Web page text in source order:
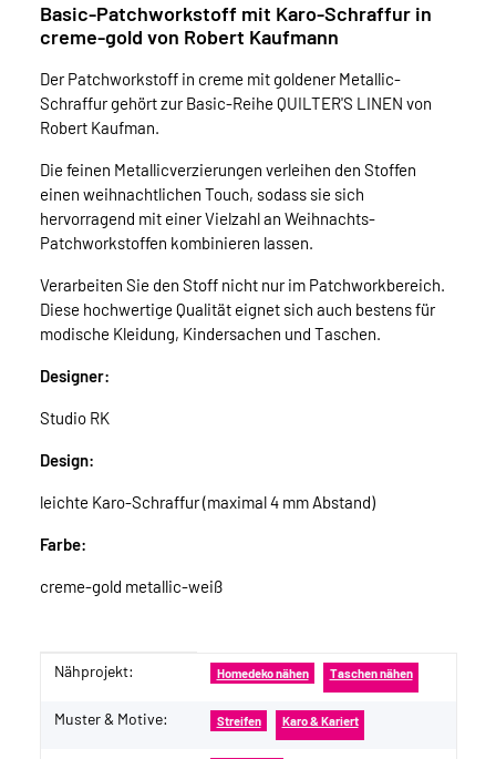
Basic-Patchworkstoff mit Karo-Schraffur in
creme-gold von Robert Kaufmann
Der Patchworkstoff in creme mit goldener Metallic-
Schraffur gehört zur Basic-Reihe QUILTER'S LINEN von
Robert Kaufman.
Die feinen Metallicverzierungen verleihen den Stoffen
einen weihnachtlichen Touch, sodass sie sich
hervorragend mit einer Vielzahl an Weihnachts-
Patchworkstoffen kombinieren lassen.
Verarbeiten Sie den Stoff nicht nur im Patchworkbereich.
Diese hochwertige Qualität eignet sich auch bestens für
modische Kleidung, Kindersachen und Taschen.
Designer:
Studio RK
Design:
leichte Karo-Schraffur (maximal 4 mm Abstand)
Farbe:
creme-gold metallic-weiß
Produkteigenschaft
Wert
Nähprojekt: Homedeko nähen Taschen nähen
Muster & Motive: Streifen Karo & Kariert